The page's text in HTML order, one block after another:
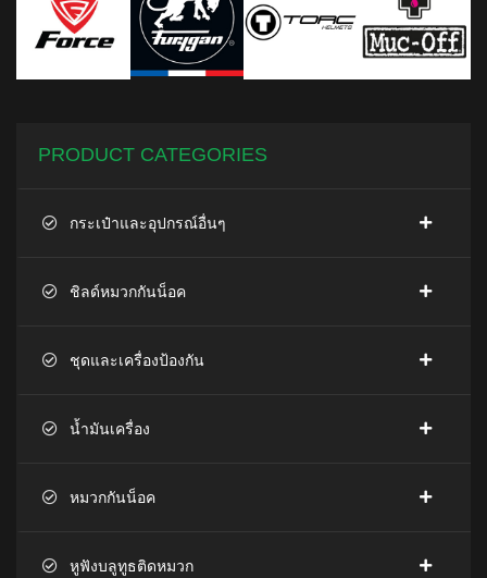
PRODUCT CATEGORIES
กระเป๋าและอุปกรณ์อื่นๆ
ชิลด์หมวกกันน็อค
ชุดและเครื่องป้องกัน
น้ำมันเครื่อง
หมวกกันน็อค
หูฟังบลูทูธติดหมวก